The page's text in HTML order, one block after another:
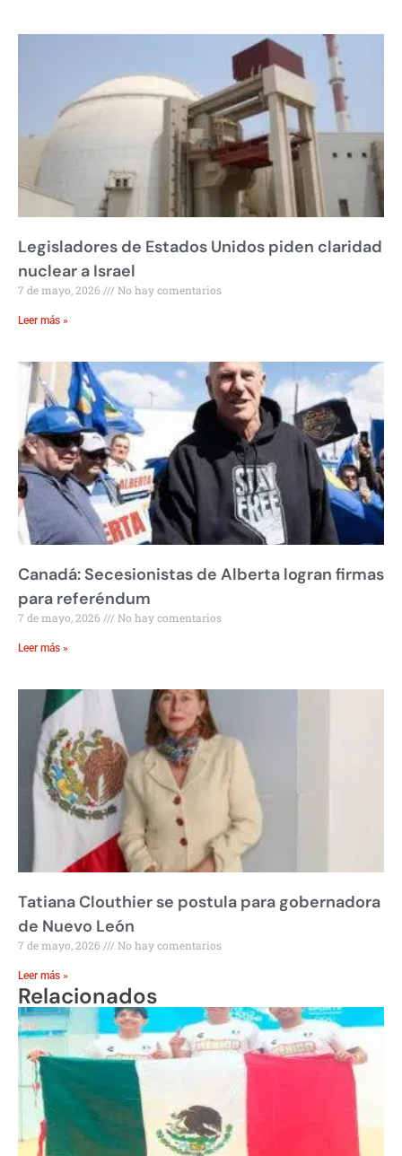
Legisladores de Estados Unidos piden claridad
nuclear a Israel
7 de mayo, 2026 No hay comentarios
Leer más »
Canadá: Secesionistas de Alberta logran firmas
para referéndum
7 de mayo, 2026 No hay comentarios
Leer más »
Tatiana Clouthier se postula para gobernadora
de Nuevo León
7 de mayo, 2026 No hay comentarios
Leer más »
Relacionados